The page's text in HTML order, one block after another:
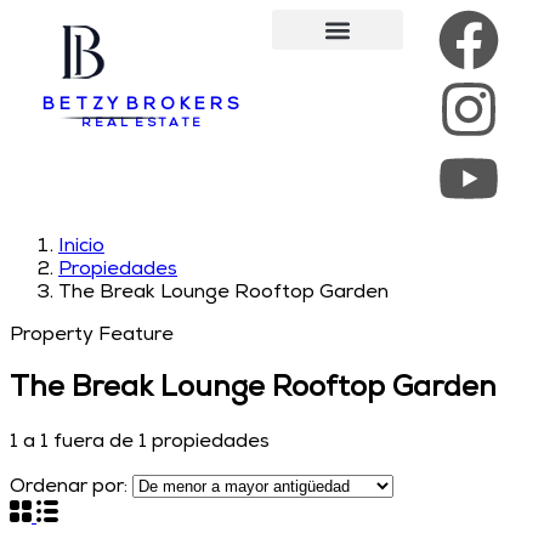
B E T Z Y B R O K E R S
R E A L E S T A T E
Inicio
Propiedades
The Break Lounge Rooftop Garden
Property Feature
The Break Lounge Rooftop Garden
1 a 1 fuera de 1 propiedades
Ordenar por: